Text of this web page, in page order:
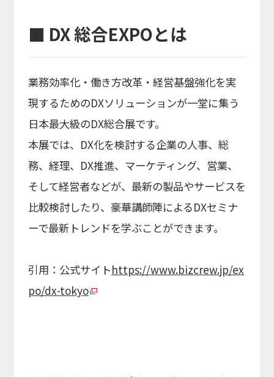
■ DX 総合EXPOとは
業務効率化・働き方改革・経営基盤強化を実
現するためのDXソリューションが一堂に集う
日本最大級のDX総合展です。
本展では、DX化を検討する企業の人事、総
務、経理、DX推進、マーケティング、営業、
そして経営者などが、最新の製品やサービスを
比較検討したり、豪華講師陣によるDXセミナ
ーで最新トレンドを学ぶことができます。
引用：公式サイトhttps://www.bizcrew.jp/ex
po/dx-tokyo